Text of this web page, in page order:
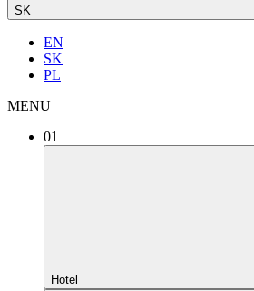
SK
EN
SK
PL
MENU
01
Hotel